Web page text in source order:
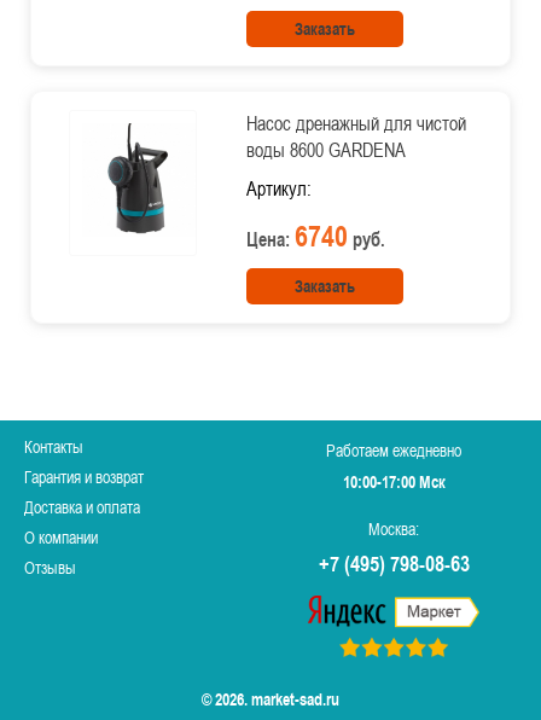
Заказать
Насос дренажный для чистой
воды 8600 GARDENA
Артикул:
Цена: 6740 руб.
Заказать
Контакты
Гарантия и возврат
Доставка и оплата
О компании
Отзывы
Работаем ежедневно
10:00-17:00 Мск
Москва:
+7 (495) 798-08-63
© 2026. market-sad.ru